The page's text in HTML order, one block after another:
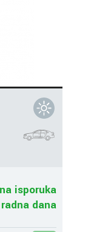
isporuka
dana